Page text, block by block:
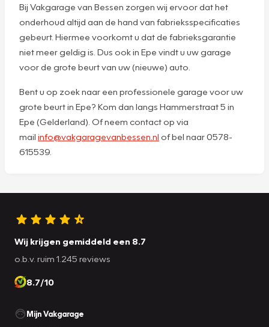
Bij Vakgarage van Bessen zorgen wij ervoor dat het
onderhoud altijd aan de hand van fabrieksspecificaties
gebeurt. Hiermee voorkomt u dat de fabrieksgarantie
niet meer geldig is. Dus ook in Epe vindt u uw garage
voor de grote beurt van uw (nieuwe) auto.
Bent u op zoek naar een professionele garage voor uw
grote beurt in Epe? Kom dan langs Hammerstraat 5 in
Epe (Gelderland). Of neem contact op via
mail info@vakgaragevanbessen.nl of bel naar 0578-
615539.
Wij krijgen gemiddeld een 8.7
o.b.v. ruim 1.245 reviews
8.7/10
Mijn Vakgarage